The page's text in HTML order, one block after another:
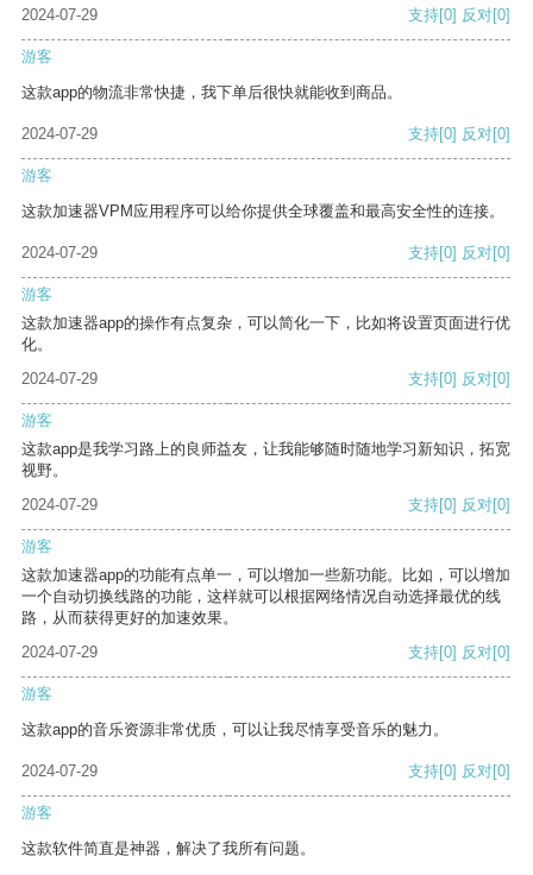
2024-07-29 支持[0] 反对[0]
游客
这款app的物流非常快捷，我下单后很快就能收到商品。
2024-07-29 支持[0] 反对[0]
游客
这款加速器VPM应用程序可以给你提供全球覆盖和最高安全性的连接。
2024-07-29 支持[0] 反对[0]
游客
这款加速器app的操作有点复杂，可以简化一下，比如将设置页面进行优
化。
2024-07-29
支持[0] 反对[0]
游客
这款app是我学习路上的良师益友，让我能够随时随地学习新知识，拓宽
视野。
2024-07-29
支持[0] 反对[0]
游客
这款加速器app的功能有点单一，可以增加一些新功能。比如，可以增加
一个自动切换线路的功能，这样就可以根据网络情况自动选择最优的线
路，从而获得更好的加速效果。
2024-07-29
支持[0] 反对[0]
游客
这款app的音乐资源非常优质，可以让我尽情享受音乐的魅力。
2024-07-29 支持[0] 反对[0]
游客
这款软件简直是神器，解决了我所有问题。